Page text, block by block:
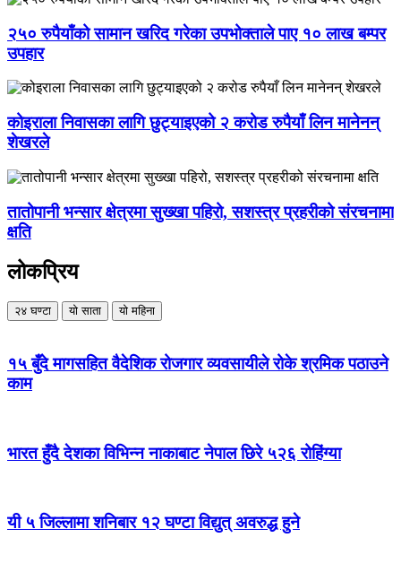
२५० रुपैयाँको सामान खरिद गरेका उपभोक्ताले पाए १० लाख बम्पर
उपहार
कोइराला निवासका लागि छुट्याइएको २ करोड रुपैयाँ लिन मानेनन्
शेखरले
तातोपानी भन्सार क्षेत्रमा सुख्खा पहिरो, सशस्त्र प्रहरीको संरचनामा
क्षति
लोकप्रिय
२४ घण्टा यो साता यो महिना
१५ बुँदे मागसहित वैदेशिक रोजगार व्यवसायीले रोके श्रमिक पठाउने
काम
भारत हुँदै देशका विभिन्न नाकाबाट नेपाल छिरे ५२६ रोहिंग्या
यी ५ जिल्लामा शनिबार १२ घण्टा विद्युत् अवरुद्ध हुने